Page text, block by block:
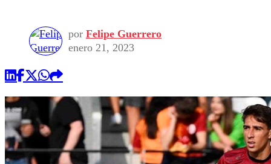
Otros Deportes
Seleccion Chilena
Torneo Internacional
Universidad de Chile
Dato Practico
Economía
Internacional
Sustentabilidad
Publicaciones en medios
Opinión
por Felipe Guerrero
enero 21, 2023